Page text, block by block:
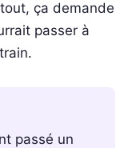
ça demande
passer à
passé un